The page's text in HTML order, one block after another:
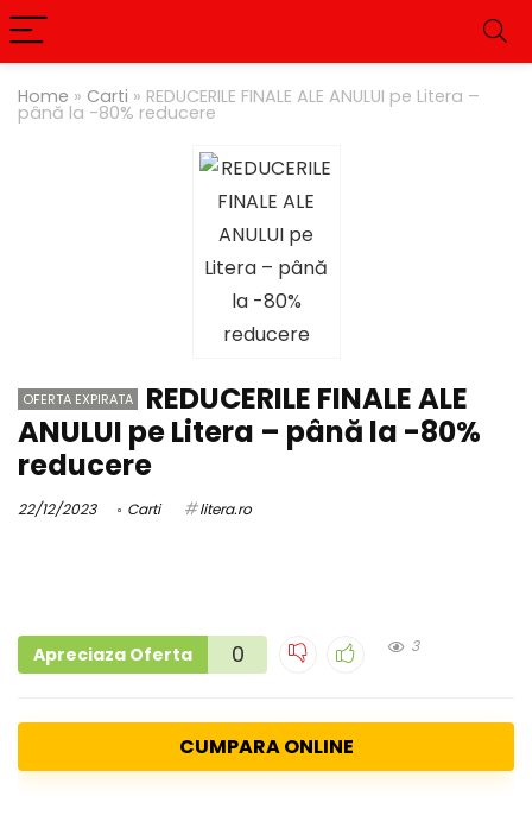
Home » Carti » REDUCERILE FINALE ALE ANULUI pe Litera –
până la -80% reducere
OFERTA EXPIRATA
REDUCERILE FINALE ALE
ANULUI pe Litera – până la -80%
reducere
22/12/2023 Carti litera.ro
Apreciaza Oferta 0 3
CUMPARA ONLINE